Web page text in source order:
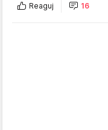
Reaguj 16